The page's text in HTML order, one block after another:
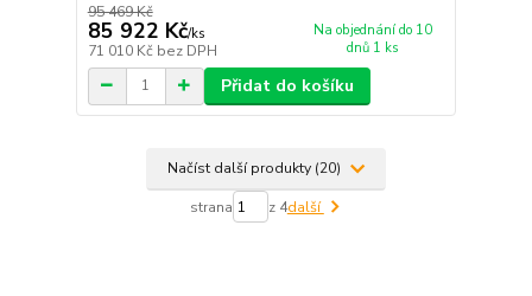
95 469 Kč
85 922 Kč/ks
71 010 Kč bez DPH
Na objednání do 10
dnů 1 ks
Přidat do košíku
Načíst další produkty (20)
strana z 4další